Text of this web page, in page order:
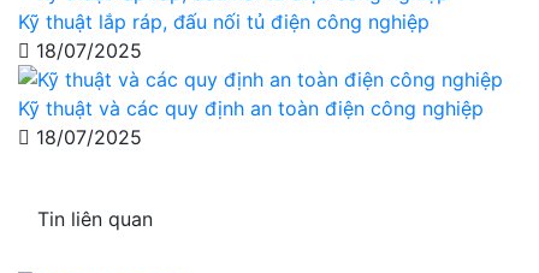
Kỹ thuật lắp ráp, đấu nối tủ điện công nghiệp
18/07/2025
Kỹ thuật và các quy định an toàn điện công nghiệp
18/07/2025
Tin liên quan